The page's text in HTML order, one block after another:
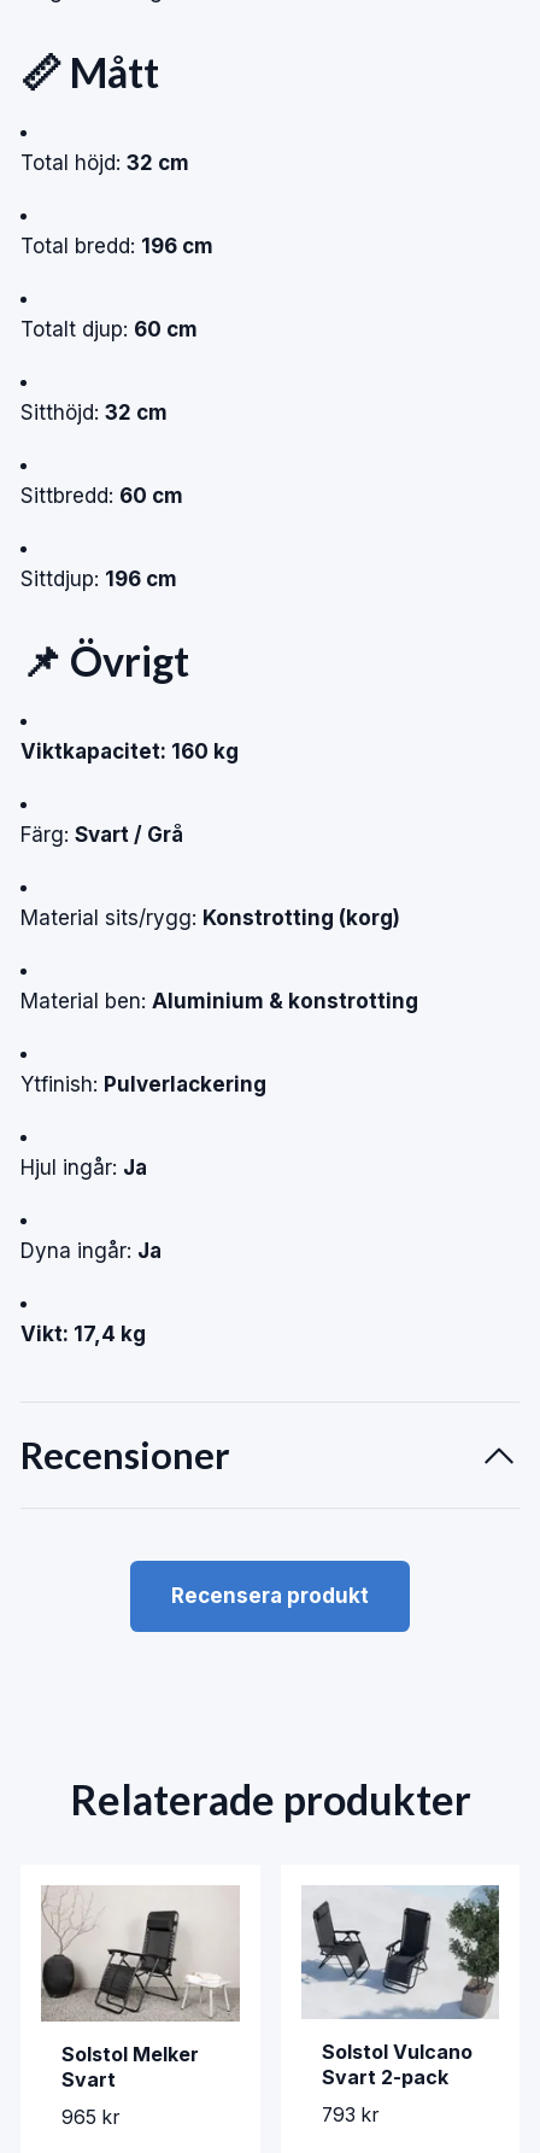
📏 Mått
Total höjd: 32 cm
Total bredd: 196 cm
Totalt djup: 60 cm
Sitthöjd: 32 cm
Sittbredd: 60 cm
Sittdjup: 196 cm
📌 Övrigt
Viktkapacitet: 160 kg
Färg: Svart / Grå
Material sits/rygg: Konstrotting (korg)
Material ben: Aluminium & konstrotting
Ytfinish: Pulverlackering
Hjul ingår: Ja
Dyna ingår: Ja
Vikt: 17,4 kg
Recensioner
Recensera produkt
Relaterade produkter
Solstol Melker
Svart
965 kr
Solstol Vulcano
Svart 2-pack
793 kr